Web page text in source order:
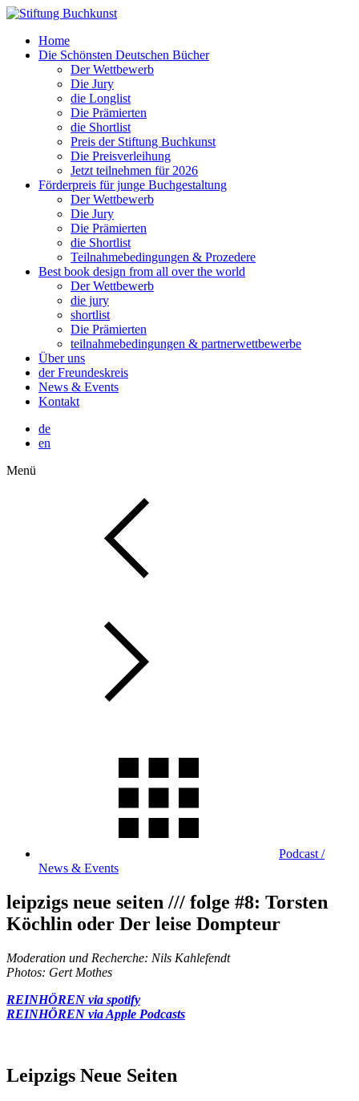
Home
Die Schönsten Deutschen Bücher
Der Wettbewerb
Die Jury
die Longlist
Die Prämierten
die Shortlist
Preis der Stiftung Buchkunst
Die Preisverleihung
Jetzt teilnehmen für 2026
Förderpreis für junge Buchgestaltung
Der Wettbewerb
Die Jury
Die Prämierten
die Shortlist
Teilnahmebedingungen & Prozedere
Best book design from all over the world
Der Wettbewerb
die jury
shortlist
Die Prämierten
teilnahmebedingungen & partnerwettbewerbe
Über uns
der Freundeskreis
News & Events
Kontakt
de
en
Menü
Podcast /
News & Events
leipzigs neue seiten /// folge #8: Torsten
Köchlin oder Der leise Dompteur
Moderation und Recherche: Nils Kahlefendt
Photos: Gert Mothes
REINHÖREN via spotify
REINHÖREN via Apple Podcasts
Leipzigs Neue Seiten